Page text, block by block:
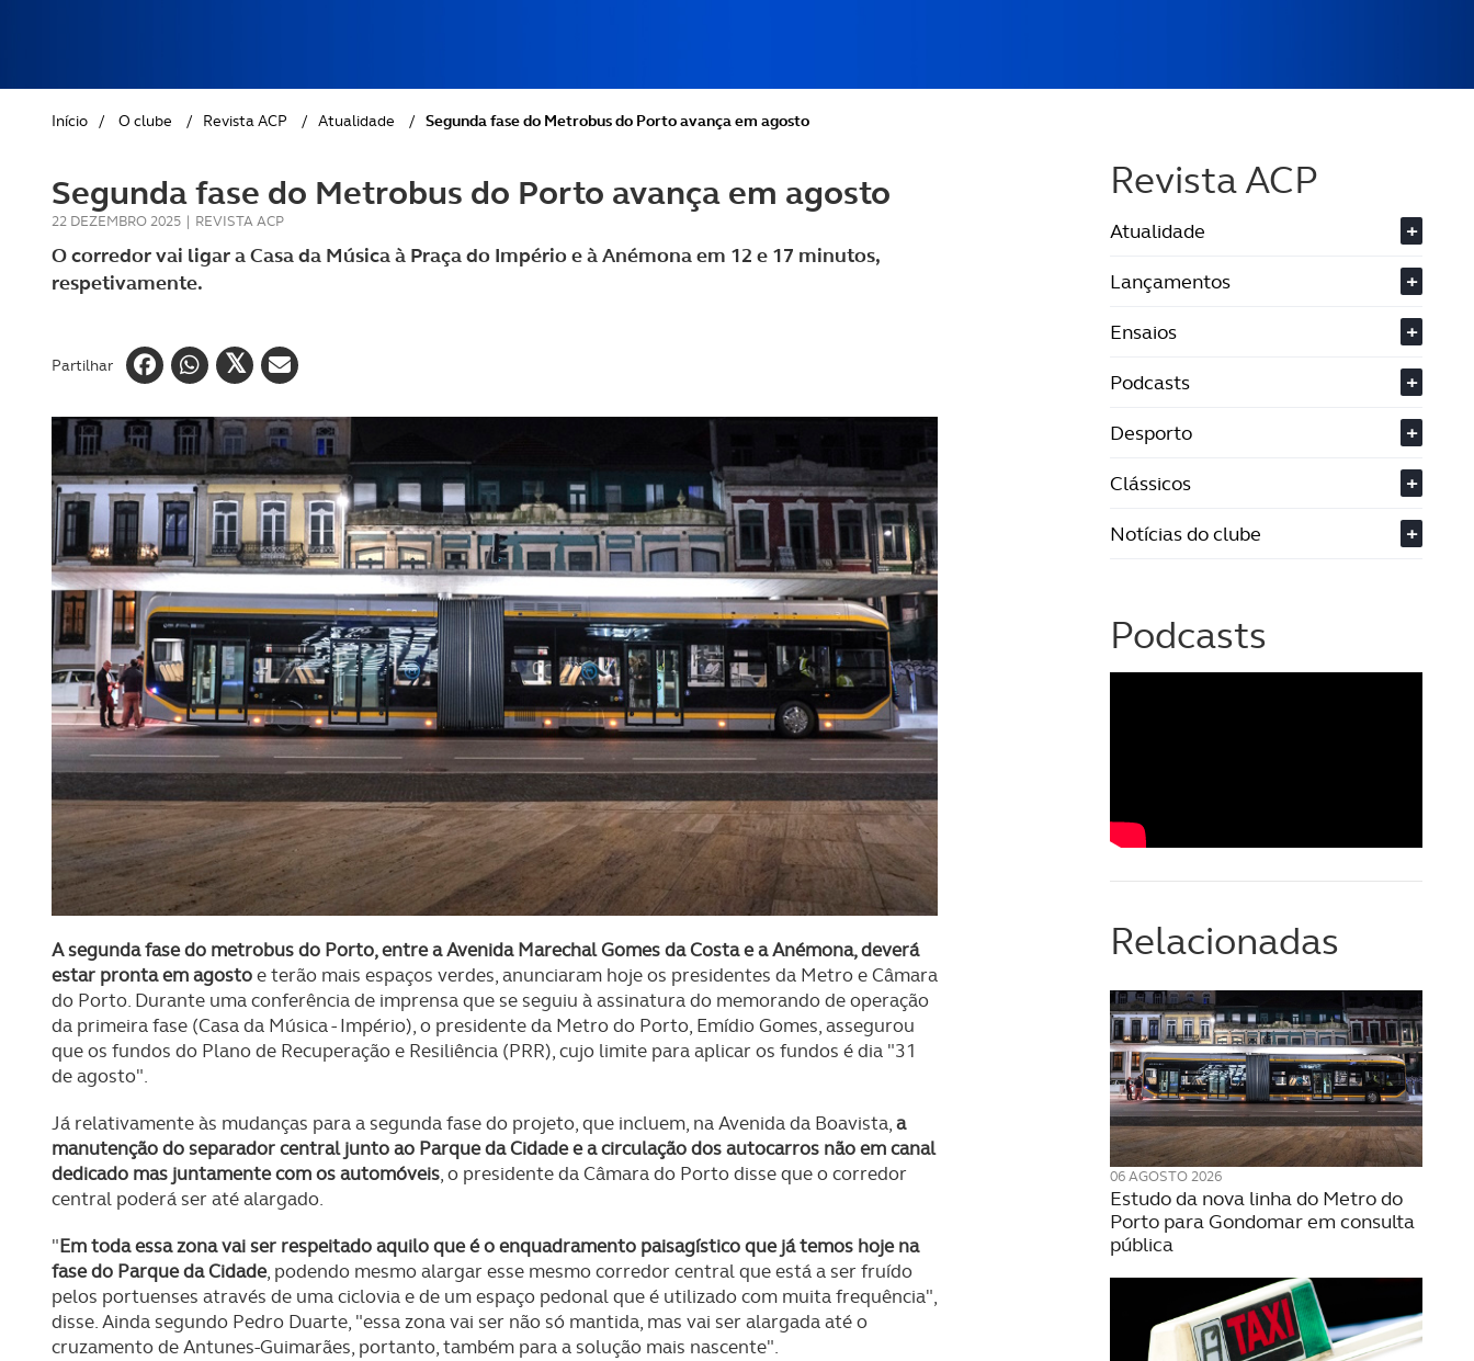
GOLFE
AUTOCARAVANISMO
Início / O clube / Revista ACP / Atualidade / Segunda fase do Metrobus do Porto avança em agosto
Segunda fase do Metrobus do Porto avança em agosto
22 DEZEMBRO 2025 | REVISTA ACP
O corredor vai ligar a Casa da Música à Praça do Império e à Anémona em 12 e 17 minutos,
respetivamente.
Partilhar
A segunda fase do metrobus do Porto, entre a Avenida Marechal Gomes da Costa e a Anémona, deverá
estar pronta em agostoe terão mais espaços verdes, anunciaram hoje os presidentes da Metro e Câmara
do Porto. Durante uma conferência de imprensa que se seguiu à assinatura do memorando de operação
da primeira fase (Casa da Música - Império), o presidente da Metro do Porto, Emídio Gomes, assegurou
que os fundos do Plano de Recuperação e Resiliência (PRR), cujo limite para aplicar os fundos é dia "31
de agosto".
Já relativamente às mudanças para a segunda fase do projeto, que incluem, na Avenida da Boavista,a
manutenção do separador central junto ao Parque da Cidade e a circulação dos autocarros não em canal
dedicado mas juntamente com os automóveis, o presidente da Câmara do Porto disse que o corredor
central poderá ser até alargado.
"Em toda essa zona vai ser respeitado aquilo que é o enquadramento paisagístico que já temos hoje na
fase do Parque da Cidade, podendo mesmo alargar esse mesmo corredor central que está a ser fruído
pelos portuenses através de uma ciclovia e de um espaço pedonal que é utilizado com muita frequência",
disse. Ainda segundo Pedro Duarte, "essa zona vai ser não só mantida, mas vai ser alargada até o
cruzamento de Antunes-Guimarães, portanto, também para a solução mais nascente".
Revista ACP
Atualidade
+
Lançamentos
+
Ensaios
+
Podcasts
+
Desporto
+
Clássicos
+
Notícias do clube
+
Podcasts
Relacionadas
06 AGOSTO 2026
Estudo da nova linha do Metro do
Porto para Gondomar em consulta
pública